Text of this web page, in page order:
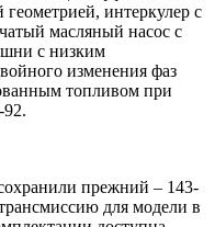
геометрией, интеркулер с
масляный насос с
с низким
изменения фаз
топливом при
92.
прежний – 143-
для модели в